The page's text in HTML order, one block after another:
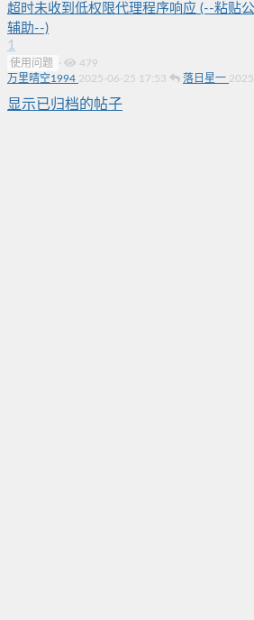
超时未收到低权限代理程序响应 (--粘贴
辅助--)
1
使用问题 ·
479
万里晴空1994 2025-06-25 17:53 落日星一
显示已归档的帖子